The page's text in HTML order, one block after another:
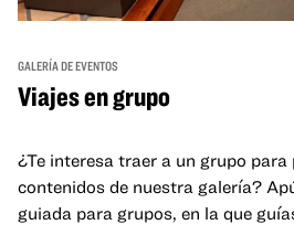
GALERÍA DE EVENTOS
Viajes en grupo
¿Te interesa traer a un grupo
contenidos de nuestra galería?
guiada para grupos, en la que